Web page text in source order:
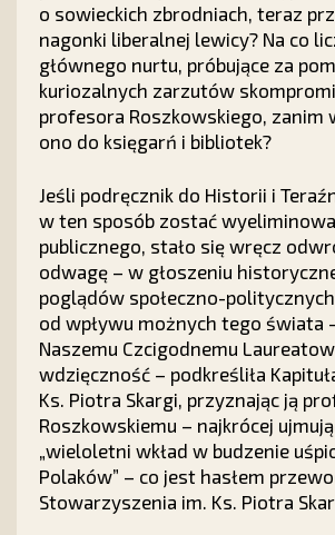
o sowieckich zbrodniach, teraz
nagonki liberalnej lewicy? Na co
głównego nurtu, próbujące za
kuriozalnych zarzutów
profesora Roszkowskiego, zanim
ono do księgarń i bibliotek?
Jeśli podręcznik do Historii i
w ten sposób zostać
publicznego, stało się wręcz
odwagę – w głoszeniu
poglądów społeczno-
od wpływu możnych tego świata
Naszemu Czcigodnemu
wdzięczność – podkreśliła
Ks. Piotra Skargi, przyznając ją
Roszkowskiemu – najkrócej
„wieloletni wkład w budzenie
Polaków” – co jest hasłem
Stowarzyszenia im. Ks. Piotra